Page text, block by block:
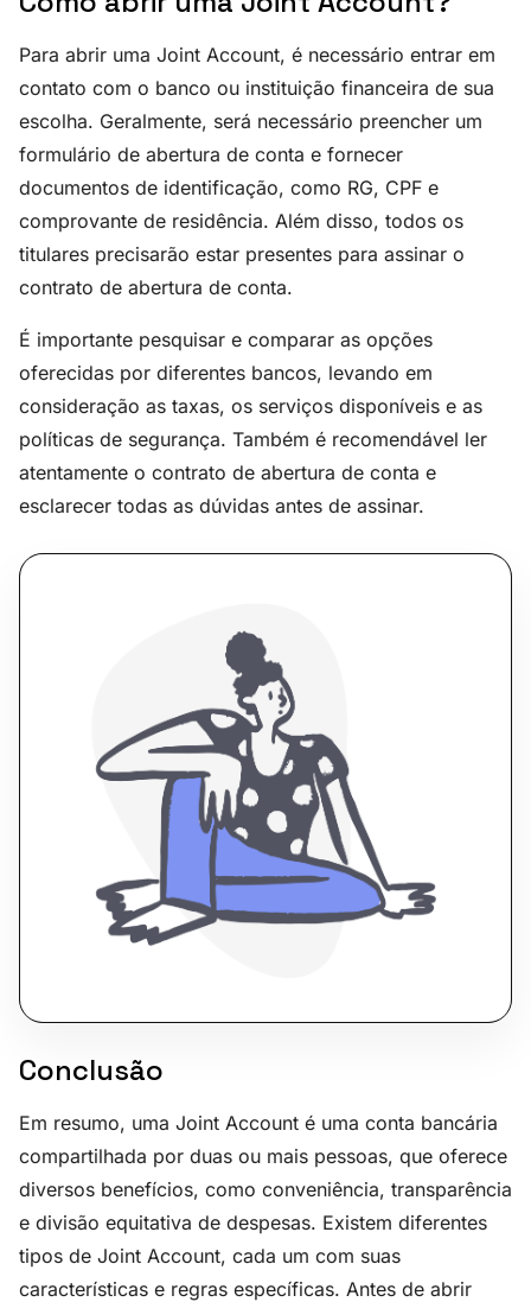
Para abrir uma Joint Account, é necessário entrar em
contato com o banco ou instituição financeira de sua
escolha. Geralmente, será necessário preencher um
formulário de abertura de conta e fornecer
documentos de identificação, como RG, CPF e
comprovante de residência. Além disso, todos os
titulares precisarão estar presentes para assinar o
contrato de abertura de conta.
É importante pesquisar e comparar as opções
oferecidas por diferentes bancos, levando em
consideração as taxas, os serviços disponíveis e as
políticas de segurança. Também é recomendável ler
atentamente o contrato de abertura de conta e
esclarecer todas as dúvidas antes de assinar.
Conclusão
Em resumo, uma Joint Account é uma conta bancária
compartilhada por duas ou mais pessoas, que oferece
diversos benefícios, como conveniência, transparência
e divisão equitativa de despesas. Existem diferentes
tipos de Joint Account, cada um com suas
características e regras específicas. Antes de abrir